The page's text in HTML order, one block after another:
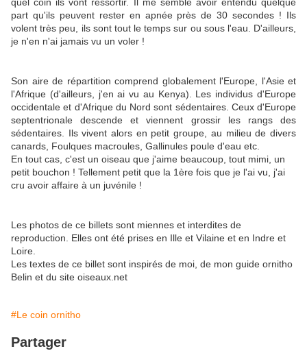
part qu'ils peuvent rester en apnée près de 30 secondes ! Ils
volent très peu, ils sont tout le temps sur ou sous l'eau. D'ailleurs,
je n'en n'ai jamais vu un voler !
Son aire de répartition comprend globalement l'Europe, l'Asie et
l'Afrique (d'ailleurs, j'en ai vu au Kenya). Les individus d'Europe
occidentale et d'Afrique du Nord sont sédentaires. Ceux d'Europe
septentrionale descende et viennent grossir les rangs des
sédentaires. Ils vivent alors en petit groupe, au milieu de divers
canards, Foulques macroules, Gallinules poule d'eau etc.
En tout cas, c'est un oiseau que j'aime beaucoup, tout mimi, un
petit bouchon ! Tellement petit que la 1ère fois que je l'ai vu, j'ai
cru avoir affaire à un juvénile !
Les photos de ce billets sont miennes et interdites de
reproduction. Elles ont été prises en Ille et Vilaine et en Indre et
Loire.
Les textes de ce billet sont inspirés de moi, de mon guide ornitho
Belin et du site oiseaux.net
#Le coin ornitho
Partager